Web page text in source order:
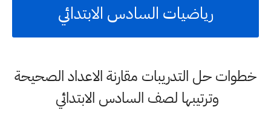
رياضيات السادس الابتدائي
خطوات حل التدريبات مقارنة الاعداد الصحيحة
وترتيبها لصف السادس الابتدائي